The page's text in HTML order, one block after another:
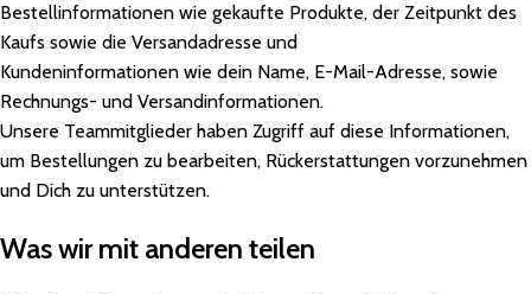
Bestellinformationen wie gekaufte Produkte, der Zeitpunkt des
Kaufs sowie die Versandadresse und
Kundeninformationen wie dein Name, E-Mail-Adresse, sowie
Rechnungs- und Versandinformationen.
Unsere Teammitglieder haben Zugriff auf diese Informationen,
um Bestellungen zu bearbeiten, Rückerstattungen vorzunehmen
und Dich zu unterstützen.
Was wir mit anderen teilen